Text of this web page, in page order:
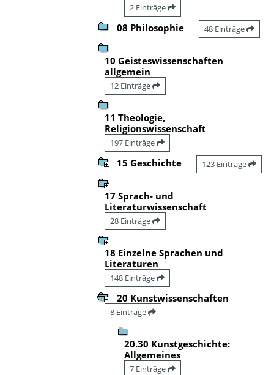
2 Einträge
08 Philosophie 48 Einträge
10 Geisteswissenschaften
allgemein
12 Einträge
11 Theologie,
Religionswissenschaft
197 Einträge
15 Geschichte 123 Einträge
17 Sprach- und
Literaturwissenschaft
28 Einträge
18 Einzelne Sprachen und
Literaturen
148 Einträge
20 Kunstwissenschaften
8 Einträge
20.30 Kunstgeschichte:
Allgemeines
7 Einträge